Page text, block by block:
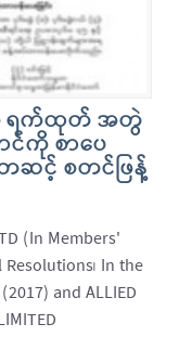
ရက်ထုတ် အတွဲ
င်ကို စာပေ
တဆင့် စတင်ဖြန့်
(In Members'
၊ In the
and ALLIED